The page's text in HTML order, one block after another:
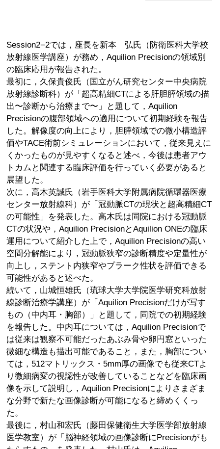
Session2−2では，座長を新本 弘氏（防衛医科大学校
放射線医学講座）が務め，Aquilion Precisionの領域別
の臨床応用が報告された。
最初に，久保貴俊氏（国立がん研究センター中央病院
放射線診断科）が「超高精細CTによる肝胆膵領域の描
出〜診断から治療まで〜」と題して，Aquilion
Precisionの腹部領域への適用について初期経験を報告
した。解像度の向上により，胆膵領域での微小構造評
価やTACE術前シミュレーションにおいて，従来見えに
くかったものが見やすくなると述べ，今後は患者アウ
トカムと関連する臨床評価を行っていく必要があると
展望した。
次に，高木英誠氏（岩手医科大学附属病院循環器医療
センター放射線科）が「冠動脈CTの現状と超高精細CT
の可能性」を発表した。高木氏は同院における冠動脈
CTの状況や，Aquilion PrecisionとAquilion ONEの臨床
運用について紹介した上で，Aquilion Precisionの高い
空間分解能により，冠動脈狭窄の診断精度や定量性が
向上し，ステント内狭窄やプラーク性状を評価できる
可能性があると述べた。
続いて，山城恒雄氏（琉球大学大学院医学研究科放射
線診断治療学講座）が「Aquilion Precisionだけが写す
もの（中内耳・胸部）」と題して，同院での初期経験
を報告した。中内耳については，Aquilion Precisionで
は従来は観察不可能だったあぶみ骨や卵円窓といった
微細な構造も描出可能であること，また，胸部につい
ては，512マトリックス・5mm厚の画像でも従来CTよ
り微細病変の視認性が改善していることなどを臨床画
像を示して説明し，Aquilion Precisionによりさまざま
な分野で新たな画像診断が可能になると締めくくっ
た。
最後に，村山和宏氏（藤田保健衛生大学医学部放射線
医学教室）が「脳神経領域の画像診断にPrecisionがも